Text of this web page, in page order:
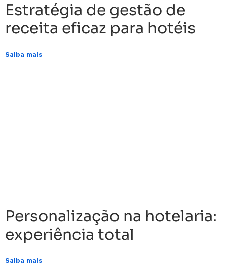
Estratégia de gestão de
receita eficaz para hotéis
Saiba mais
Personalização na hotelaria:
experiência total
Saiba mais